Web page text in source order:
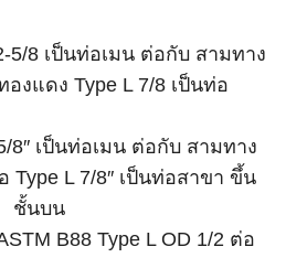
8″ เป็นท่อเมน ต่อกับ สามทาง
Type L 7/8″ เป็นท่อสาขา ขึ้น
ชั้นบน